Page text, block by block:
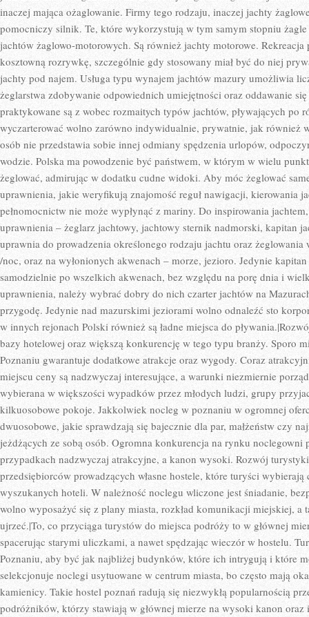
inaczej mająca ożaglowanie. Firmy tego rodzaju, inaczej jachty
pomocniczy silnik. Te, które wykorzystują w tym samym stopniu
jachtów żaglowo-motorowych. Są również jachty motorowe. Rekreacja
kosztowną rozrywkę, szczególnie gdy stosowany miał być do niej
jachty pod najem. Usługa typu wynajem jachtów mazury umożliwia
żeglarstwa zdobywanie odpowiednich umiejętności oraz oddawanie
praktykowane są z wobec rozmaitych typów jachtów, pływających po
wyczarterować wolno zarówno indywidualnie, prywatnie, jak również
osób nie przedstawia sobie innej odmiany spędzenia urlopów,
wodzie. Polska ma powodzenie być państwem, w którym w wielu
żeglować, admirując w dodatku cudne widoki. Aby móc żeglować
uprawnienia, jakie weryfikują znajomość reguł nawigacji, kierowania
pełnomocnictw nie może wypłynąć z mariny. Do inspirowania
uprawnienia – żeglarz jachtowy, jachtowy sternik nadmorski, kapitan
uprawnia do prowadzenia określonego rodzaju jachtu oraz
/noc, oraz na wyłonionych akwenach – morze, jezioro. Jedynie
samodzielnie po wszelkich akwenach, bez względu na porę dnia i
uprawnienia, należy wybrać dobry do nich czarter jachtów na
przygodę. Jedynie nad mazurskimi jeziorami wolno odnaleźć sto
w innych rejonach Polski również są ładne miejsca do
bazy hotelowej oraz większą konkurencję w tego typu branży. Sporo
Poznaniu gwarantuje dodatkowe atrakcje oraz wygody. Coraz
miejscu ceny są nadzwyczaj interesujące, a warunki niezmiernie
wybierana w większości wypadków przez młodych ludzi, grupy
kilkuosobowe pokoje. Jakkolwiek nocleg w poznaniu w ogromnej
dwuosobowe, jakie sprawdzają się bajecznie dla par, małżeństw czy
jeżdżących ze sobą osób. Ogromna konkurencja na rynku noclegowni
przypadkach nadzwyczaj atrakcyjne, a kanon wysoki. Rozwój
przedsiębiorców prowadzących własne hostele, które turyści wybierają
wyszukanych hoteli. W należność noclegu wliczone jest śniadanie,
wolno wyposażyć się z plany miasta, rozkład komunikacji miejskiej, a
ujrzeć.|To, co przyciąga turystów do miejsca podróży to w głównej
spacerując starymi uliczkami, a nawet spędzając wieczór w hostelu.
Poznaniu, aby być jak najbliżej budynków, które ich intrygują i które
selekcjonuje noclegi usytuowane w centrum miasta, bo często mają
kamienicy. Takie hostel poznań radują się niezwykłą popularnością
podróżników, którzy stawiają w głównej mierze na wysoki kanon oraz